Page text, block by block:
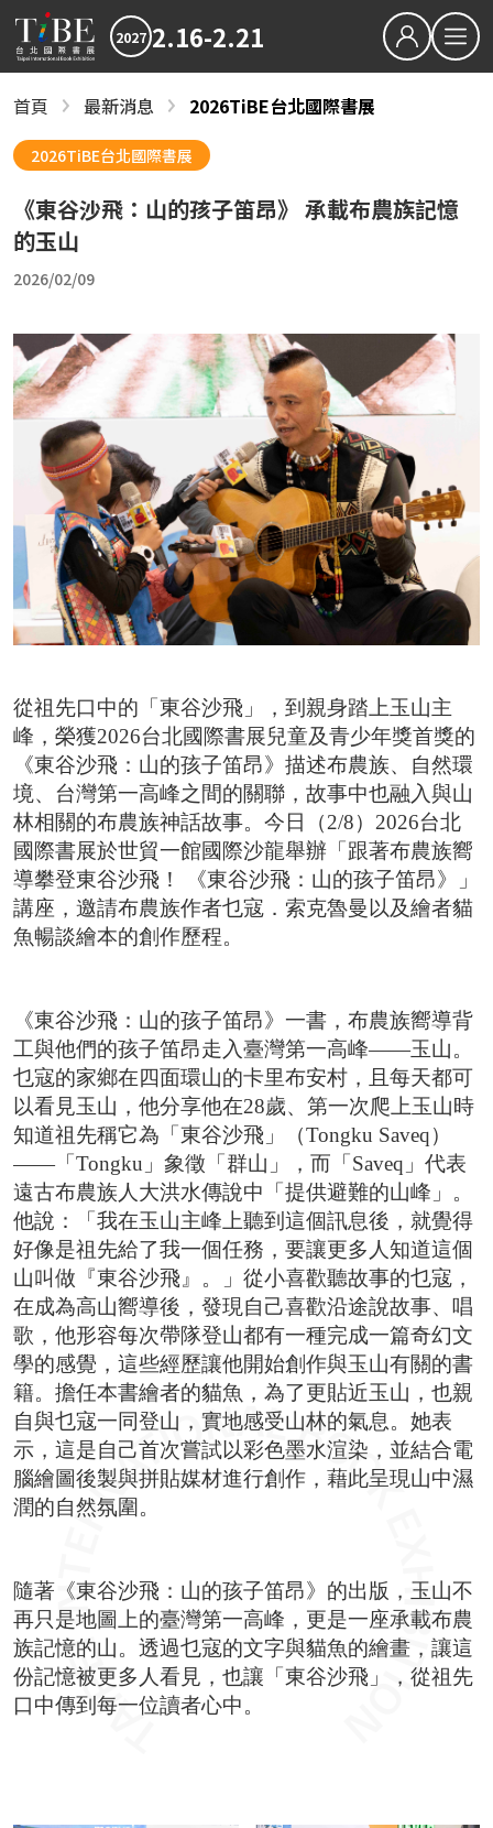
2027 2.16-2.21
最新消息
影音專區
下載專區
2026TIBE線上書展
最新消息
2027TiBE台北國際書展
書展亮點
近期文章
2027書展大獎及金蝶獎徵件起跑 歡迎台灣原創
「臺灣感性：女性情緒」感動首爾 303則留言
2026台北國際書展紀錄片 一同回味每一個「閱
台北市雜誌公會 7/23【媒體AI工作流實戰班】
臺灣文學與韓國的交會 阿女烏談族群記憶和轉
事走入人心的祕密
首頁 最新消息 2026TiBE台北國際書展
2026TiBE台北國際書展
《東谷沙飛：山的孩子笛昂》 承載布農族記憶
的玉山
2026/02/09
從祖先口中的「東谷沙飛」，到親身踏上玉山主
峰，榮獲2026台北國際書展兒童及青少年獎首獎的
《東谷沙飛：山的孩子笛昂》描述布農族、自然環
境、台灣第一高峰之間的關聯，故事中也融入與山
林相關的布農族神話故事。今日（2/8）2026台北
國際書展於世貿一館國際沙龍舉辦「跟著布農族嚮
導攀登東谷沙飛！ 《東谷沙飛：山的孩子笛昂》」
講座，邀請布農族作者乜寇．索克魯曼以及繪者貓
魚暢談繪本的創作歷程。
《東谷沙飛：山的孩子笛昂》一書，布農族嚮導背
工與他們的孩子笛昂走入臺灣第一高峰——玉山。
乜寇的家鄉在四面環山的卡里布安村，且每天都可
以看見玉山，他分享他在28歲、第一次爬上玉山時
知道祖先稱它為「東谷沙飛」（Tongku Saveq）
——「Tongku」象徵「群山」，而「Saveq」代表
遠古布農族人大洪水傳說中「提供避難的山峰」。
他說：「我在玉山主峰上聽到這個訊息後，就覺得
好像是祖先給了我一個任務，要讓更多人知道這個
山叫做『東谷沙飛』。」從小喜歡聽故事的乜寇，
在成為高山嚮導後，發現自己喜歡沿途說故事、唱
歌，他形容每次帶隊登山都有一種完成一篇奇幻文
學的感覺，這些經歷讓他開始創作與玉山有關的書
籍。擔任本書繪者的貓魚，為了更貼近玉山，也親
自與乜寇一同登山，實地感受山林的氣息。她表
示，這是自己首次嘗試以彩色墨水渲染，並結合電
腦繪圖後製與拼貼媒材進行創作，藉此呈現山中濕
潤的自然氛圍。
隨著《東谷沙飛：山的孩子笛昂》的出版，玉山不
再只是地圖上的臺灣第一高峰，更是一座承載布農
族記憶的山。透過乜寇的文字與貓魚的繪畫，讓這
份記憶被更多人看見，也讓「東谷沙飛」，從祖先
口中傳到每一位讀者心中。